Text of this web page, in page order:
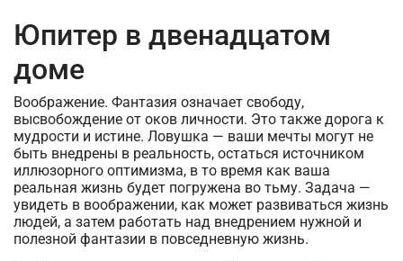
Юпитер в двенадцатом
доме
Воображение. Фантазия означает свободу,
высвобождение от оков личности. Это также дорога к
мудрости и истине. Ловушка — ваши мечты могут не
быть внедрены в реальность, остаться источником
иллюзорного оптимизма, в то время как ваша
реальная жизнь будет погружена во тьму. Задача —
увидеть в воображении, как может развиваться жизнь
людей, а затем работать над внедрением нужной и
полезной фантазии в повседневную жизнь.